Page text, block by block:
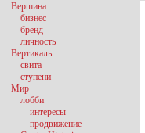
Вершина
бизнес
бренд
личность
Вертикаль
свита
ступени
Мир
лобби
интересы
продвижение